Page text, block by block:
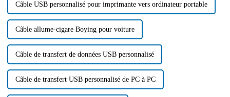
Câble USB personnalisé pour imprimante vers ordinateur portable
Câble allume-cigare Boying pour voiture
Câble de transfert de données USB personnalisé
Câble de transfert USB personnalisé de PC à PC